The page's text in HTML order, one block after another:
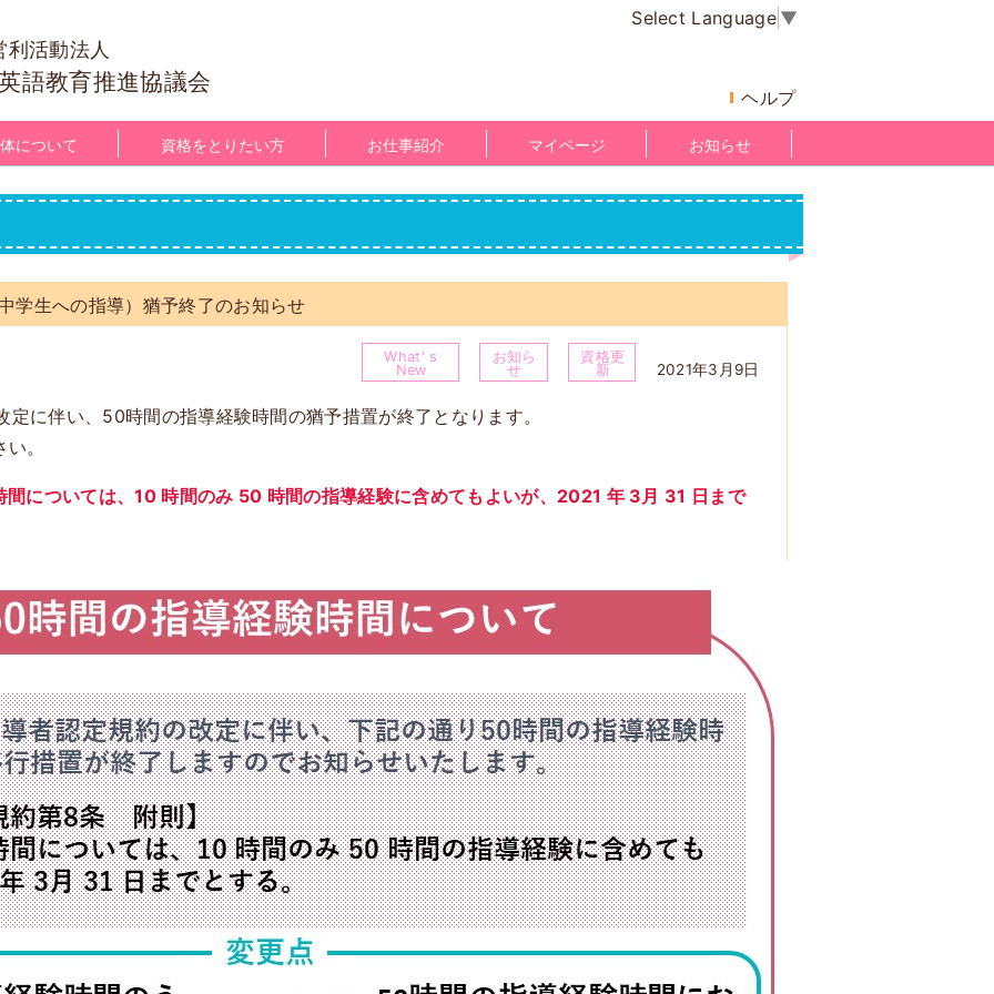
利活動法人
語教育推進協議会
Select Language ▼
ヘルプ
について 資格をとりたい方 お仕事紹介 マイページ お知らせ
学生への指導）猶予終了のお知らせ
What' s
New
お知ら
せ
資格更
新
2021年3月9日
に伴い、50時間の指導経験時間の猶予措置が終了となります。
。
については、10 時間のみ 50 時間の指導経験に含めてもよいが、2021 年 3月 31 日まで